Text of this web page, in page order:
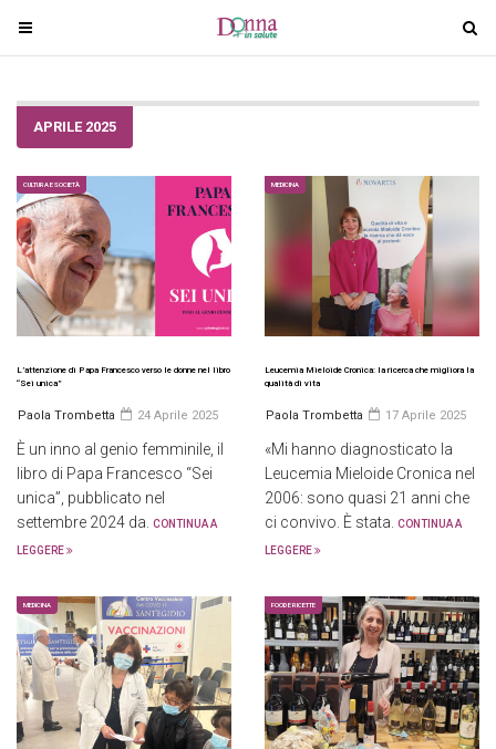
T
o
g
n
a
v
i
g
i
n
T
o
g
i
g
i
n
APRILE 2025
CULTURA E SOCIETÀ
L’attenzione di Papa Francesco verso le donne nel libro
“Sei unica”
Paola Trombetta 24 Aprile 2025
È un inno al genio femminile, il
libro di Papa Francesco “Sei
unica”, pubblicato nel
settembre 2024 da. CONTINUA A
LEGGERE
MEDICINA
Leucemia Mieloide Cronica: la ricerca che migliora la
qualità di vita
Paola Trombetta 17 Aprile 2025
«Mi hanno diagnosticato la
Leucemia Mieloide Cronica nel
2006: sono quasi 21 anni che
ci convivo. È stata. CONTINUA A
LEGGERE
MEDICINA FOOD E RICETTE